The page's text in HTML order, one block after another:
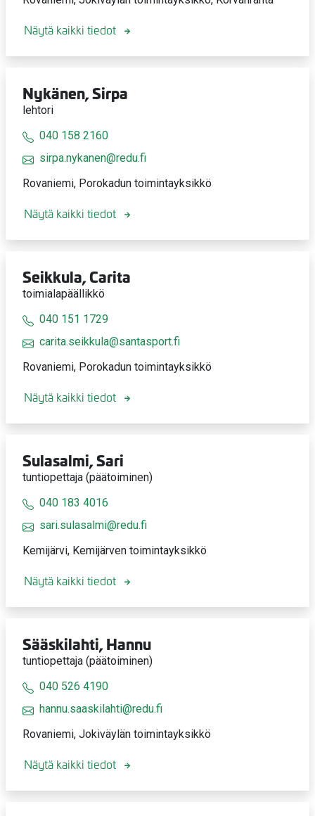
Näytä kaikki tiedot
Nykänen, Sirpa
lehtori
040 158 2160
sirpa.nykanen@redu.fi
Rovaniemi, Porokadun toimintayksikkö
Näytä kaikki tiedot
Seikkula, Carita
toimialapäällikkö
040 151 1729
carita.seikkula@santasport.fi
Rovaniemi, Porokadun toimintayksikkö
Näytä kaikki tiedot
Sulasalmi, Sari
tuntiopettaja (päätoiminen)
040 183 4016
sari.sulasalmi@redu.fi
Kemijärvi, Kemijärven toimintayksikkö
Näytä kaikki tiedot
Sääskilahti, Hannu
tuntiopettaja (päätoiminen)
040 526 4190
hannu.saaskilahti@redu.fi
Rovaniemi, Jokiväylän toimintayksikkö
Näytä kaikki tiedot